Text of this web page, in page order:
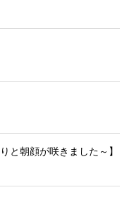
と朝顔が咲きました～】